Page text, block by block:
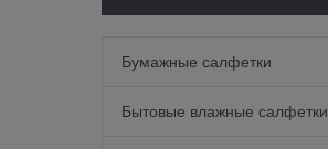
Бумажные салфетки
Бытовые влажные салфетки